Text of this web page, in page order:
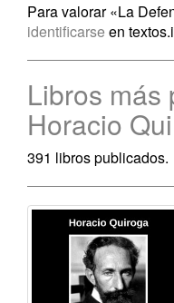
Para valorar «La
identificarse en
Libros más
Horacio
391 libros publicados.